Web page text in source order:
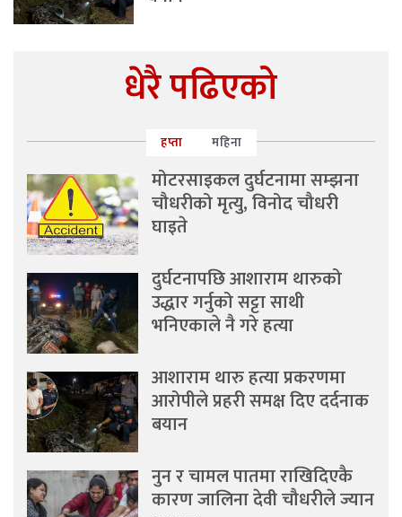
धेरै पढिएको
हप्ता महिना
मोटरसाइकल दुर्घटनामा सम्झना
चौधरीको मृत्यु, विनोद चौधरी
घाइते
दुर्घटनापछि आशाराम थारुको
उद्धार गर्नुको सट्टा साथी
भनिएकाले नै गरे हत्या
आशाराम थारु हत्या प्रकरणमा
आरोपीले प्रहरी समक्ष दिए दर्दनाक
बयान
नुन र चामल पातमा राखिदिएकै
कारण जालिना देवी चौधरीले ज्यान